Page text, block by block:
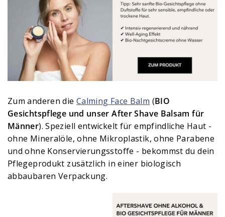
Zum anderen die Calming Face Balm (BIO
Gesichtspflege und unser After Shave Balsam für
Männer). Speziell entwickelt für empfindliche Haut -
ohne Mineralöle, ohne Mikroplastik, ohne Parabene
und ohne Konservierungsstoffe - bekommst du dein
Pflegeprodukt zusätzlich in einer biologisch
abbaubaren Verpackung.